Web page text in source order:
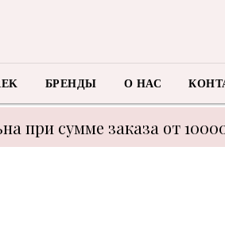
БРЕНДЫ О НАС
при сумме заказа от
цену уточнять у